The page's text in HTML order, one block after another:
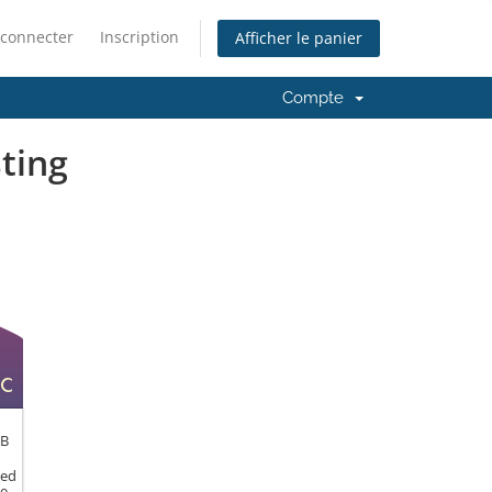
Inscription Afficher le panier
Compte